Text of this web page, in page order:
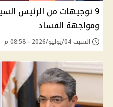
9 توجيهات من الرئيس
ومواجهة الفساد
السبت 04/يوليو/2026 - 08:58 م